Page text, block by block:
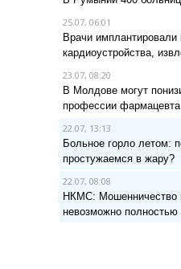
25.07, 06:01
Врачи имплантировали
кардиоустройства,
23.07, 08:20
В Молдове могут
профессии фармацевта
22.07, 13:13
Больное горло летом:
простужаемся в жару?
22.07, 08:08
НКМС: Мошенничество
невозможно полностью